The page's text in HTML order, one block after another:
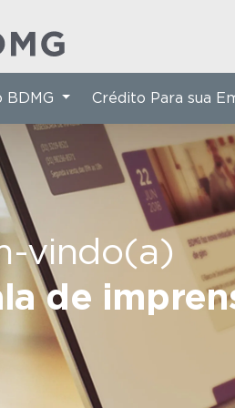
vindo(a)
de
BDMG Crédito Para sua